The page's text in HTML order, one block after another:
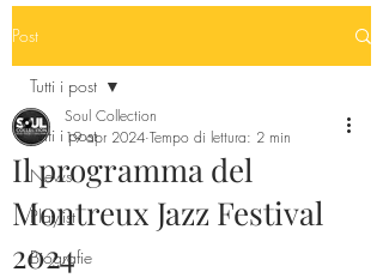
Post
Tutti i post
News
Playlist
Biografie
Tutti i post
Il programma del
Montreux Jazz Festival
2024
Soul Collection
19 apr 2024 Tempo di lettura: 2 min